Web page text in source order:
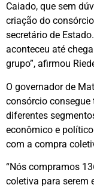
Caiado, que sem
criação do
secretário de
aconteceu até
grupo”, afirmou
O governador de
consórcio consegue
diferentes
econômico e
com a compra
“Nós compramos
coletiva para serem